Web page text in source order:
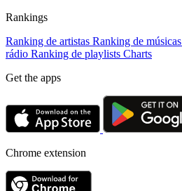
Rankings
Ranking de artistas Ranking de músicas
rádio Ranking de playlists Charts
Get the apps
Chrome extension